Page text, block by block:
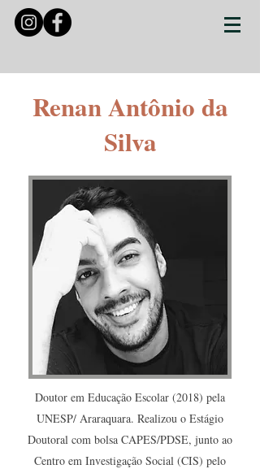
Renan Antônio da
Silva
Doutor em Educação Escolar (2018) pela
UNESP/ Araraquara. Realizou o Estágio
Doutoral com bolsa CAPES/PDSE, junto ao
Centro em Investigação Social (CIS) pelo